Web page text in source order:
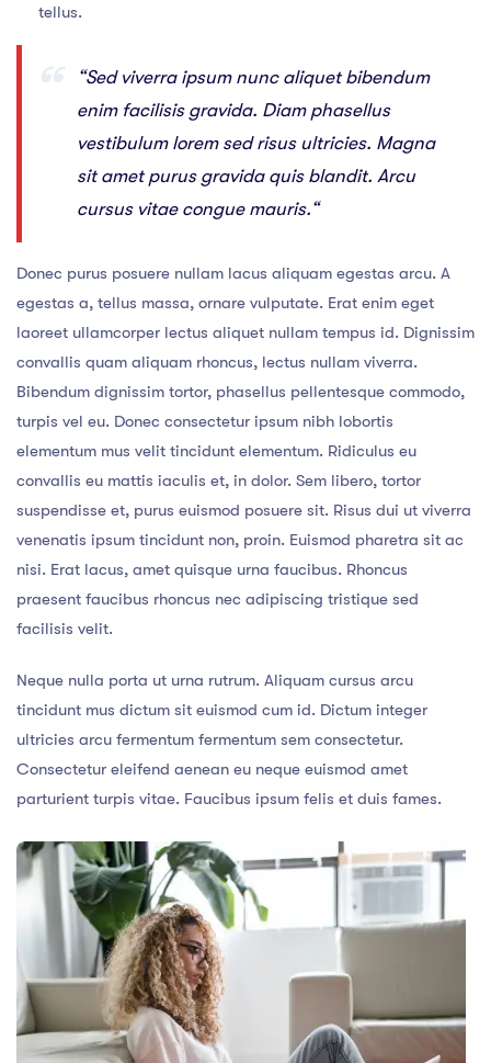
tellus.
“Sed viverra ipsum nunc aliquet bibendum
enim facilisis gravida. Diam phasellus
vestibulum lorem sed risus ultricies. Magna
sit amet purus gravida quis blandit. Arcu
cursus vitae congue mauris.“
Donec purus posuere nullam lacus aliquam egestas arcu. A
egestas a, tellus massa, ornare vulputate. Erat enim eget
laoreet ullamcorper lectus aliquet nullam tempus id. Dignissim
convallis quam aliquam rhoncus, lectus nullam viverra.
Bibendum dignissim tortor, phasellus pellentesque commodo,
turpis vel eu. Donec consectetur ipsum nibh lobortis
elementum mus velit tincidunt elementum. Ridiculus eu
convallis eu mattis iaculis et, in dolor. Sem libero, tortor
suspendisse et, purus euismod posuere sit. Risus dui ut viverra
venenatis ipsum tincidunt non, proin. Euismod pharetra sit ac
nisi. Erat lacus, amet quisque urna faucibus. Rhoncus
praesent faucibus rhoncus nec adipiscing tristique sed
facilisis velit.
Neque nulla porta ut urna rutrum. Aliquam cursus arcu
tincidunt mus dictum sit euismod cum id. Dictum integer
ultricies arcu fermentum fermentum sem consectetur.
Consectetur eleifend aenean eu neque euismod amet
parturient turpis vitae. Faucibus ipsum felis et duis fames.